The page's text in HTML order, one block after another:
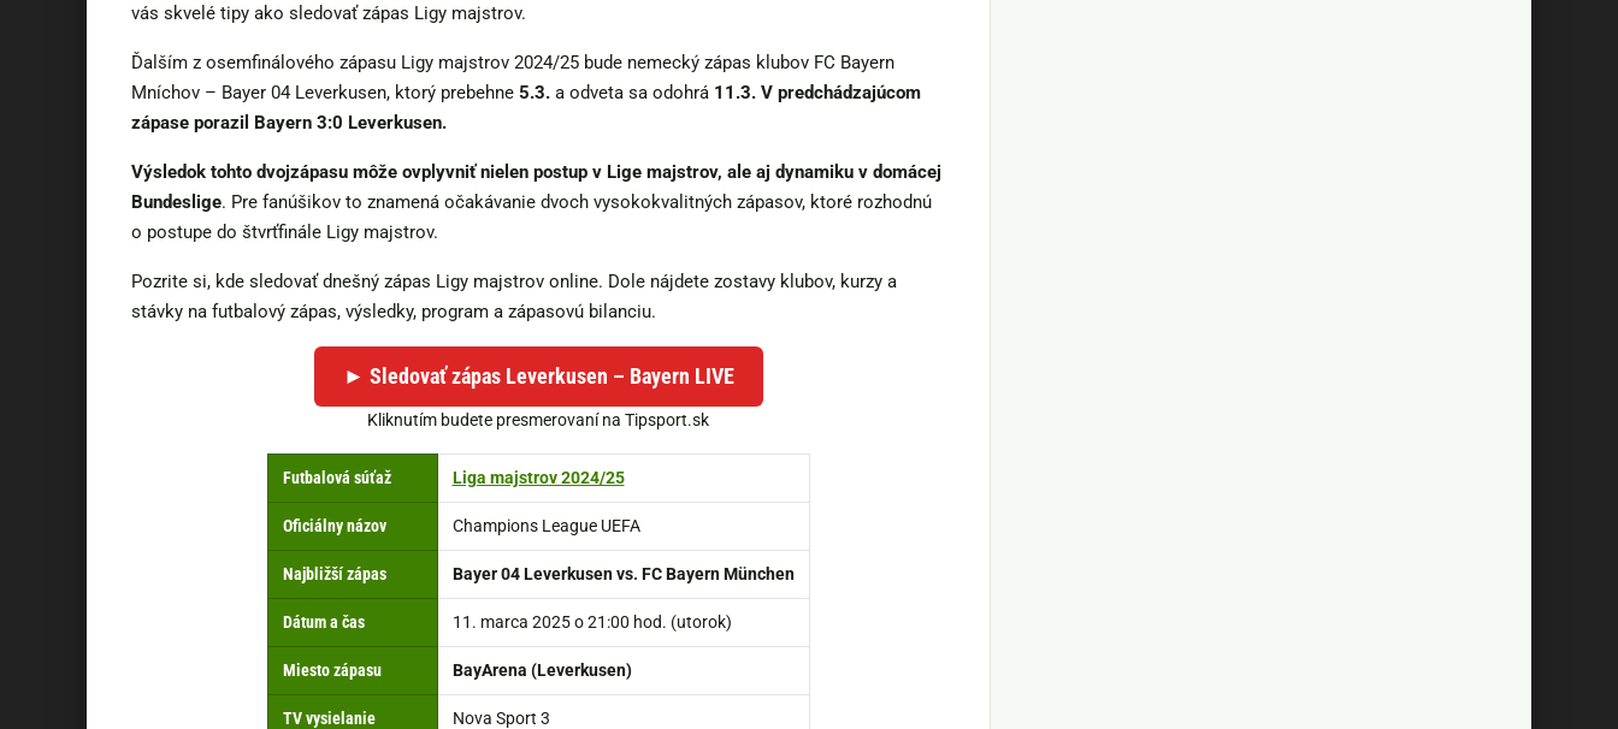
vás skvelé tipy ako sledovať zápas Ligy majstrov.
Ďalším z osemfinálového zápasu Ligy majstrov 2024/25 bude nemecký zápas klubov FC Bayern
Mníchov – Bayer 04 Leverkusen, ktorý prebehne 5.3. a odveta sa odohrá 11.3. V predchádzajúcom
zápase porazil Bayern 3:0 Leverkusen.
Výsledok tohto dvojzápasu môže ovplyvniť nielen postup v Lige majstrov, ale aj dynamiku v domácej
Bundeslige. Pre fanúšikov to znamená očakávanie dvoch vysokokvalitných zápasov, ktoré rozhodnú
o postupe do štvrťfinále Ligy majstrov.
Pozrite si, kde sledovať dnešný zápas Ligy majstrov online. Dole nájdete zostavy klubov, kurzy a
stávky na futbalový zápas, výsledky, program a zápasovú bilanciu.
► Sledovať zápas Leverkusen – Bayern LIVE
Kliknutím budete presmerovaní na Tipsport.sk
Futbalová súťaž Liga majstrov 2024/25
Oficiálny názov Champions League UEFA
Najbližší zápas Bayer 04 Leverkusen vs. FC Bayern München
Dátum a čas 11. marca 2025 o 21:00 hod. (utorok)
Miesto zápasu
BayArena (Leverkusen)
TV vysielanie
Nova Sport 3